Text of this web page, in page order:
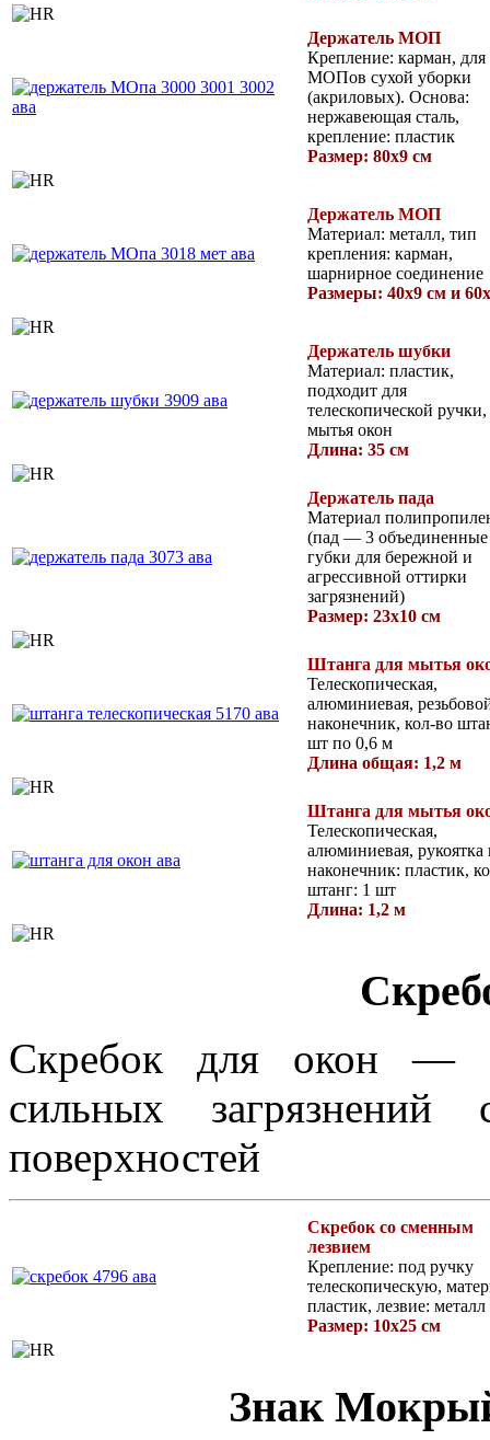
Держатель МОП
Крепление: карман, для
МОПов сухой уборки
(акриловых). Основа:
нержавеющая сталь,
крепление: пластик
Размер: 80х9 см
Держатель МОП
Материал: металл, тип
крепления: карман,
шарнирное соединение
Размеры: 40х9 см и
Держатель шубки
Материал: пластик,
подходит для
телескопической ручки,
мытья окон
Длина: 35 см
Держатель пада
Материал
(пад — 3 объединенные
губки для бережной и
агрессивной оттирки
загрязнений)
Размер: 23х10 см
Штанга для мытья
Телескопическая,
алюминиевая,
наконечник, кол-во
шт по 0,6 м
Длина общая: 1,2 м
Штанга для мытья
Телескопическая,
алюминиевая, рукоятка
наконечник: пластик,
штанг: 1 шт
Длина: 1,2 м
Скребок для окон —
сильных
поверхностей
Скребок со сменным
лезвием
Крепление: под ручку
телескопическую,
пластик, лезвие: металл
Размер: 10х25 см
Знак